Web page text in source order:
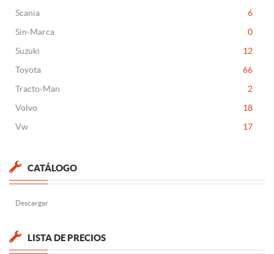
Scania
6
Sin-Marca
0
Suzuki
12
Toyota
66
Tracto-Man
2
Volvo
18
Vw
17
CATÁLOGO
Descargar
LISTA DE PRECIOS